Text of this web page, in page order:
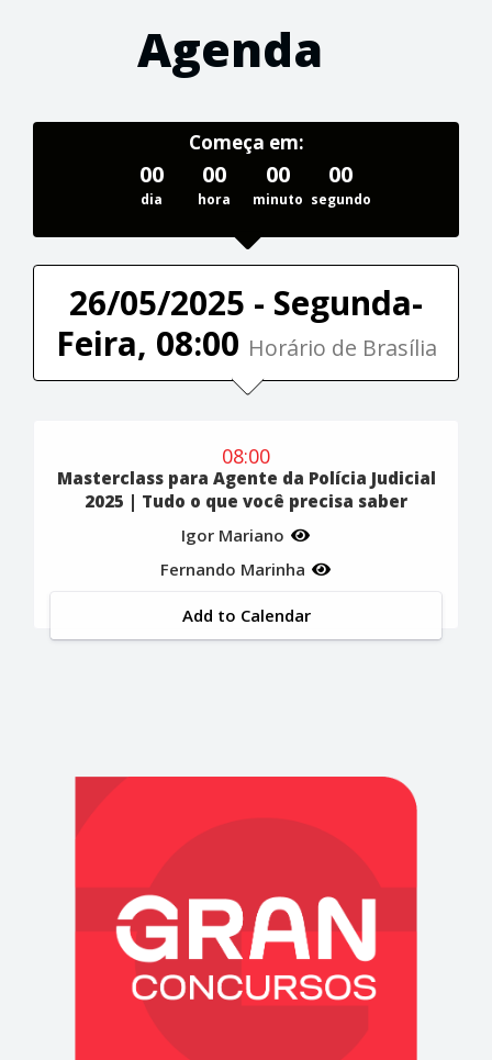
Agenda
Começa em:
00
dia
00
hora
00
minuto
00
segundo
26/05/2025 - Segunda-
Feira, 08:00 Horário de Brasília
08:00
Masterclass para Agente da Polícia Judicial
2025 | Tudo o que você precisa saber
Igor Mariano
Fernando Marinha
Add to Calendar